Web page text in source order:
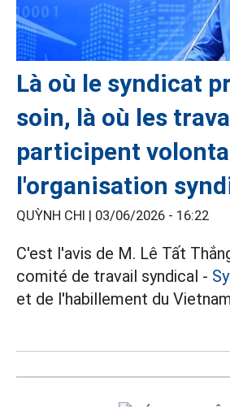
Là où le syndicat
soin, là où les
participent
l'organisation
QUỲNH CHI | 03/06/2026 - 16:22
C'est l'avis de M. Lê Tất
comité de travail syndical -
et de l'habillement du